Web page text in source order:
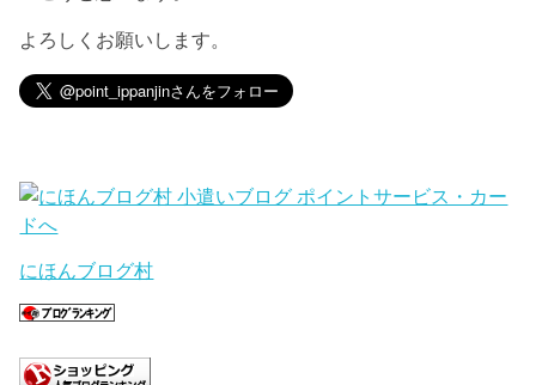
よろしくお願いします。
にほんブログ村